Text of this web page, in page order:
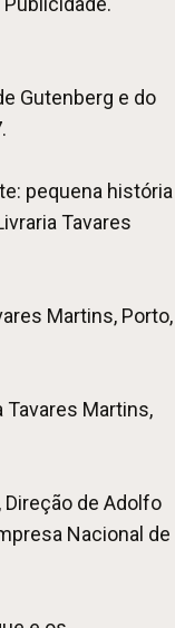
Gutenberg e do
pequena história
Tavares
Martins, Porto,
Tavares Martins,
de Adolfo
Nacional de